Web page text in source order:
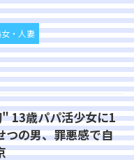
・人妻
13歳パパ活少女に1
つの男、罪悪感で自